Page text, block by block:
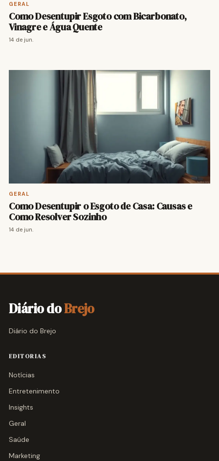
GERAL
Como Desentupir Esgoto com Bicarbonato,
Vinagre e Água Quente
14 de jun.
GERAL
Como Desentupir o Esgoto de Casa: Causas e
Como Resolver Sozinho
14 de jun.
Diário doBrejo
Diário do Brejo
EDITORIAS
Notícias
Entretenimento
Insights
Geral
Saúde
Marketing